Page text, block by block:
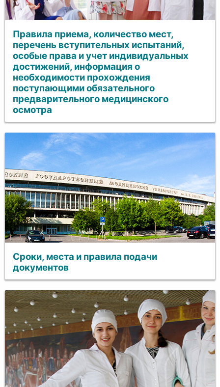
Правила приема, количество мест,
перечень вступительных испытаний,
особые права и учет индивидуальных
достижений, информация о
необходимости прохождения
поступающими обязательного
предварительного медицинского
осмотра
Сроки, места и правила подачи
документов